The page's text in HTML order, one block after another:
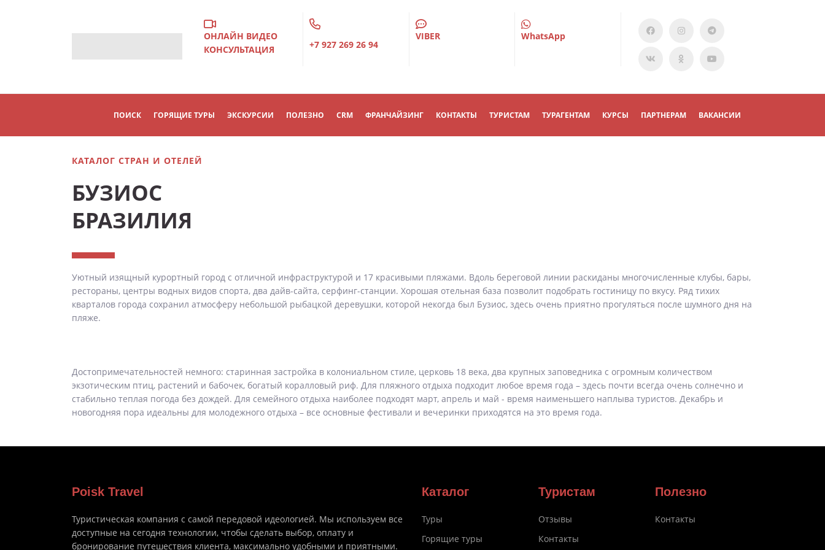
ОНЛАЙН ВИДЕО
КОНСУЛЬТАЦИЯ
+7 927 269 26 94
VIBER WhatsApp
ПОИСК ГОРЯЩИЕ ТУРЫ ЭКСКУРСИИ ПОЛЕЗНО CRM ФРАНЧАЙЗИНГ КОНТАКТЫ ТУРИСТАМ ТУРАГЕНТАМ КУРСЫ ПАРТНЕРАМ ВАКАНСИИ
КАТАЛОГ СТРАН И ОТЕЛЕЙ
БУЗИОС
БРАЗИЛИЯ
Уютный изящный курортный город с отличной инфраструктурой и 17 красивыми пляжами. Вдоль береговой линии раскиданы многочисленные клубы, бары,
рестораны, центры водных видов спорта, два дайв-сайта, серфинг-станции. Хорошая отельная база позволит подобрать гостиницу по вкусу. Ряд тихих
кварталов города сохранил атмосферу небольшой рыбацкой деревушки, которой некогда был Бузиос, здесь очень приятно прогуляться после шумного дня на
пляже.
Достопримечательностей немного: старинная застройка в колониальном стиле, церковь 18 века, два крупных заповедника с огромным количеством
экзотическим птиц, растений и бабочек, богатый коралловый риф. Для пляжного отдыха подходит любое время года – здесь почти всегда очень солнечно и
стабильно теплая погода без дождей. Для семейного отдыха наиболее подходят март, апрель и май - время наименьшего наплыва туристов. Декабрь и
новогодняя пора идеальны для молодежного отдыха – все основные фестивали и вечеринки приходятся на это время года.
Poisk Travel
Туристическая компания с самой передовой идеологией. Мы используем все
доступные на сегодня технологии, чтобы сделать выбор, оплату и
бронирование путешествия клиента, максимально удобными и приятными.
Каталог
Туры
Горящие туры
Туристам
Отзывы
Контакты
Полезно
Контакты